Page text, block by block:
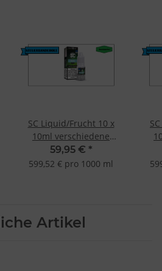
SC Liquid/Frucht 10 x
10ml verschiedene
Geschmacksrichtungen
Menthol-3mg
59,95 € *
599,52 € pro 1000 ml
Artikel